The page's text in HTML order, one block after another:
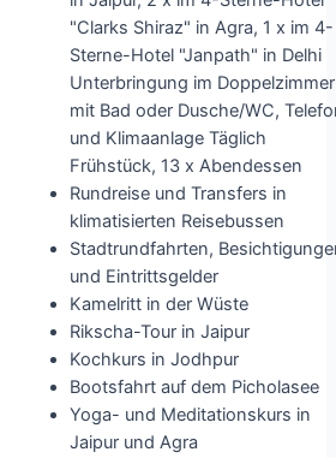
"Clarks Shiraz" in Agra, 1 x im 4-
Sterne-Hotel "Janpath" in Delhi
Unterbringung im Doppelzimmer
mit Bad oder Dusche/WC,
und Klimaanlage Täglich
Frühstück, 13 x Abendessen
Rundreise und Transfers in
klimatisierten Reisebussen
Stadtrundfahrten,
und Eintrittsgelder
Kamelritt in der Wüste
Rikscha-Tour in Jaipur
Kochkurs in Jodhpur
Bootsfahrt auf dem Picholasee
Yoga- und Meditationskurs in
Jaipur und Agra